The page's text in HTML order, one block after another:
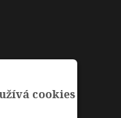
cookies